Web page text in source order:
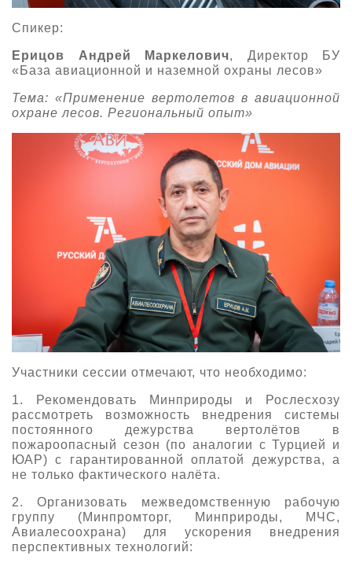
Спикер:
Ерицов Андрей Маркелович, Директор БУ
«База авиационной и наземной охраны лесов»
Тема: «Применение вертолетов в авиационной
охране лесов. Региональный опыт»
Участники сессии отмечают, что необходимо:
1. Рекомендовать Минприроды и Рослесхозу
рассмотреть возможность внедрения системы
постоянного дежурства вертолётов в
пожароопасный сезон (по аналогии с Турцией и
ЮАР) с гарантированной оплатой дежурства, а
не только фактического налёта.
2. Организовать межведомственную рабочую
группу (Минпромторг, Минприроды, МЧС,
Авиалесоохрана) для ускорения внедрения
перспективных технологий: